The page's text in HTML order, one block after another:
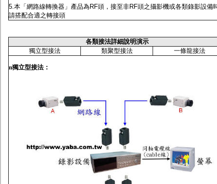
5.本「網路線轉換器」產品為RF頭，接至非RF頭之攝影機或各類錄影設備
請搭配合適之轉接頭
各類接法詳細說明演示
獨立型接法
類聚型接法 一條龍接法
n獨立型接法：